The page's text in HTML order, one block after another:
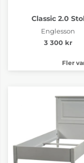
Classic 2.0
Englesson
3 300 kr
Fler